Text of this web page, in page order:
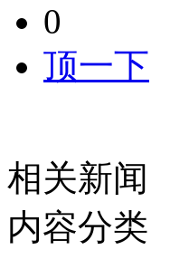
0
顶一下
相关新闻
内容分类